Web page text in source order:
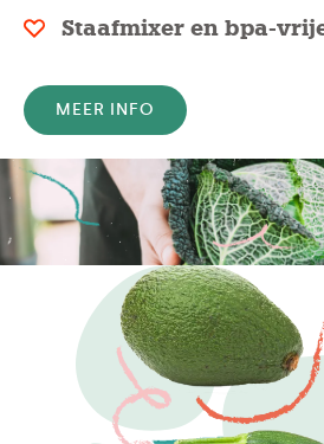
Staafmixer en bpa-
MEER INFO